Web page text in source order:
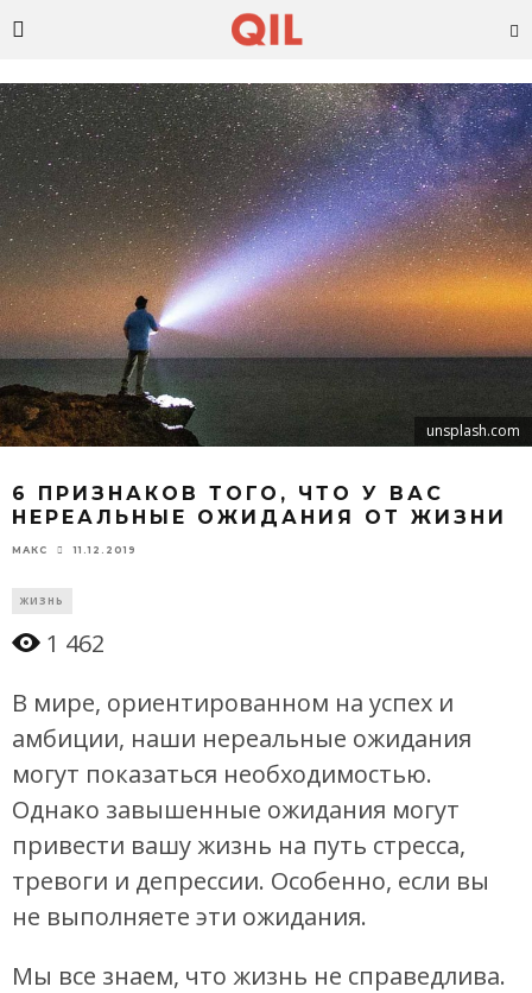
unsplash.com
6 ПРИЗНАКОВ ТОГО, ЧТО У ВАС
НЕРЕАЛЬНЫЕ ОЖИДАНИЯ ОТ ЖИЗНИ
МАКС 11.12.2019
ЖИЗНЬ
1 462
В мире, ориентированном на успех и
амбиции, наши нереальные ожидания
могут показаться необходимостью.
Однако завышенные ожидания могут
привести вашу жизнь на путь стресса,
тревоги и депрессии. Особенно, если вы
не выполняете эти ожидания.
Мы все знаем, что жизнь не справедлива.